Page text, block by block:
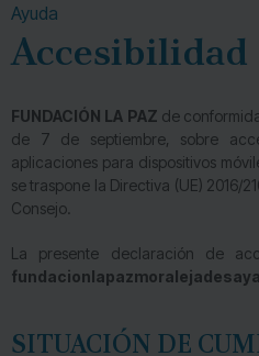
Ayuda
Accesibilidad
FUNDACIÓN LA PAZ de
de 7 de septiembre, sobre
aplicaciones para dispositivos
se traspone la Directiva (UE) 2016/
Consejo.
La presente declaración de
SITUACIÓN DE
PELUQUERÍA Y MANICURA
TERAPIA OCUPACIONAL
JARDINES
ACCESIBILIDAD